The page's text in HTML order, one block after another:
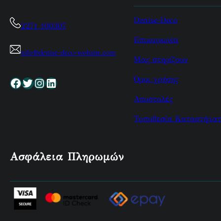
2271 100307
info@denise-deco-website.com
Facebook Twitter InstagramLinkedin
Denise-Deco
Επικοινωνία
Μας στηρίζουν
Όροι χρήσης
Αποστολές
Τοποθεσία
Ασφάλεια Πληρωμών